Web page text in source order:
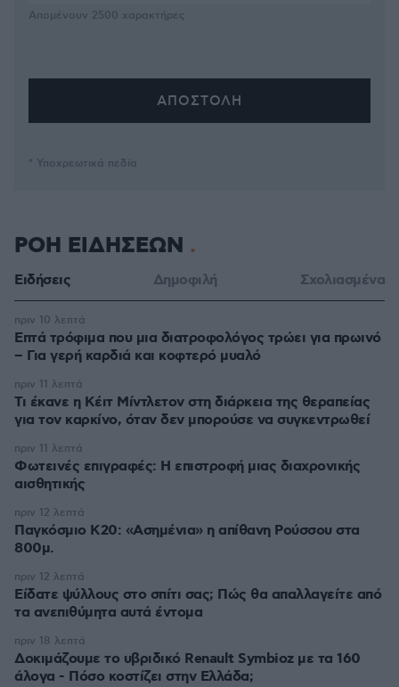
Απομένουν 2500 χαρακτήρες
* Υποχρεωτικά πεδία
ΡΟΗ ΕΙΔΗΣΕΩΝ
Ειδήσεις Δημοφιλή Σχολιασμένα
Επτά τρόφιμα που μια διατροφολόγος τρώει για πρωινό
– Για γερή καρδιά και κοφτερό μυαλό
πριν 10 λεπτά
Τι έκανε η Κέιτ Μίντλετον στη διάρκεια της θεραπείας
για τον καρκίνο, όταν δεν μπορούσε να συγκεντρωθεί
πριν 11 λεπτά
Φωτεινές επιγραφές: Η επιστροφή μιας διαχρονικής
αισθητικής
πριν 11 λεπτά
Παγκόσμιο Κ20: «Ασημένια» η απίθανη Ρούσσου στα
800μ.
πριν 12 λεπτά
Είδατε ψύλλους στο σπίτι σας; Πώς θα απαλλαγείτε από
τα ανεπιθύμητα αυτά έντομα
πριν 12 λεπτά
Δοκιμάζουμε το υβριδικό Renault Symbioz με τα 160
άλογα - Πόσο κοστίζει στην Ελλάδα;
πριν 18 λεπτά